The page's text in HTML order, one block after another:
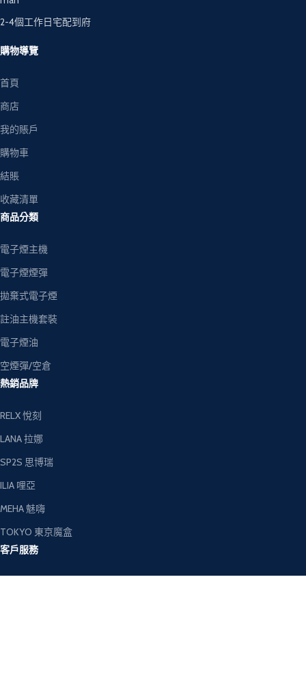
2-4個工作日宅配到府
購物導覽
首頁
商店
我的賬戶
購物車
結賬
收藏清單
商品分類
電子煙主機
電子煙煙彈
拋棄式電子煙
註油主機套裝
電子煙油
空煙彈/空倉
熱銷品牌
RELX 悅刻
LANA 拉娜
SP2S 思博瑞
ILIA 哩亞
MEHA 魅嗨
TOKYO 東京魔盒
客戶服務